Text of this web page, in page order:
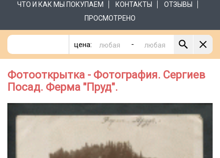
ЧТО И КАК МЫ ПОКУПАЕМ
КОНТАКТЫ
ОТЗЫВЫ
ПРОСМОТРЕНО
цена: -
Фотооткрытка - Фотография. Сергиев
Посад. Ферма "Пруд".